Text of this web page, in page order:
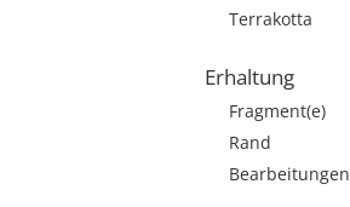
Terrakotta
Erhaltung
Fragment(e)
Rand